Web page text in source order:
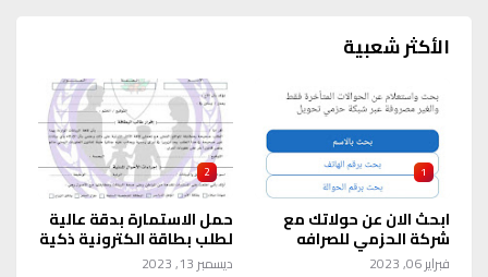
الأكثر شعبية
1
ابحث الان عن حولاتك مع
شركة الحزمي للصرافه
فبراير 06, 2023
2
حمل الاستمارة بدقة عالية
لطلب بطاقة الكترونية ذكية
ديسمبر 13, 2023